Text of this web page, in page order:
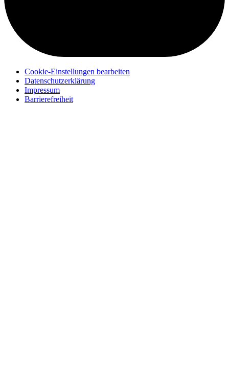
Cookie-Einstellungen bearbeiten
Datenschutzerklärung
Impressum
Barrierefreiheit